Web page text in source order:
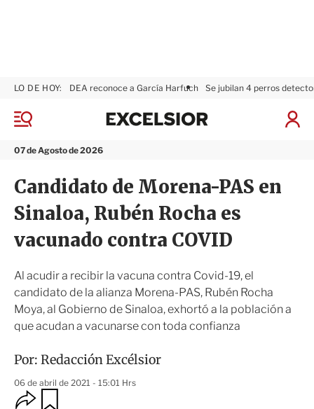
M
n
07 de Agosto de 2026
LO DE HOY: DEA reconoce a García Harfuch Se jubilan 4 perros
I
x
i
r
Candidato de Morena-PAS en
Sinaloa, Rubén Rocha es
vacunado contra COVID
Al acudir a recibir la vacuna contra Covid-19, el
candidato de la alianza Morena-PAS, Rubén Rocha
Moya, al Gobierno de Sinaloa, exhortó a la población a
que acudan a vacunarse con toda confianza
Por: Redacción Excélsior
06 de abril de 2021 - 15:01 Hrs
O